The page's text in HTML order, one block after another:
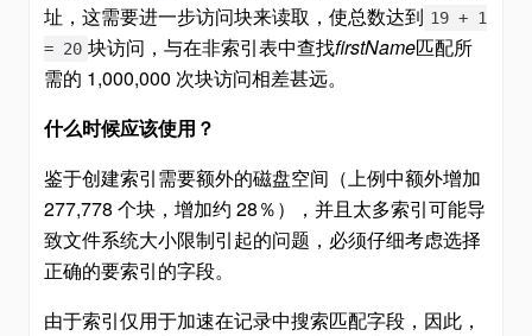
址，这需要进一步访问块来读取，使总数达到 19 + 1
= 20 块访问，与在非索引表中查找firstName匹配所
需的 1,000,000 次块访问相差甚远。
什么时候应该使用？
鉴于创建索引需要额外的磁盘空间（上例中额外增加
277,778 个块，增加约 28％），并且太多索引可能导
致文件系统大小限制引起的问题，必须仔细考虑选择
正确的要索引的字段。
由于索引仅用于加速在记录中搜索匹配字段，因此，